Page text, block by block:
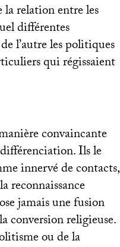
la relation entre les
différentes
l’autre les politiques
qui régissaient
convaincante
Ils le
innervé de contacts,
reconnaissance
jamais une fusion
conversion religieuse.
ou de la